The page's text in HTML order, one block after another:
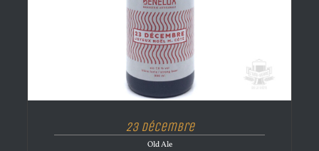
23 Décembre
Old Ale